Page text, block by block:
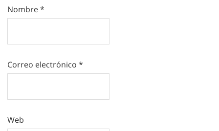
Nombre*
Correo electrónico *
Web